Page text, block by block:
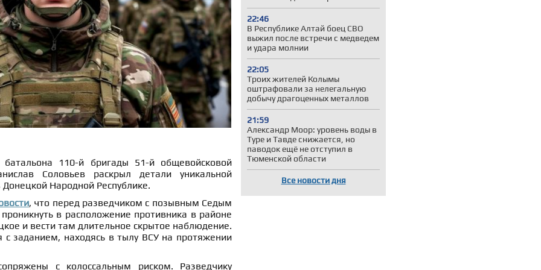
22:46
В Республике Алтай боец СВО
выжил после встречи с медведем
и удара молнии
22:05
Троих жителей Колымы
оштрафовали за нелегальную
добычу драгоценных металлов
21:59
Александр Моор: уровень воды в
Туре и Тавде снижается, но
паводок ещё не отступил в
Тюменской области
Все новости дня
батальона 110-й бригады 51-й общевойсковой
Соловьев раскрыл детали уникальной
Народной Республике.
, что перед разведчиком с позывным Седым
в расположение противника в районе
и вести там длительное скрытое наблюдение.
с заданием, находясь в тылу ВСУ на протяжении
с колоссальным риском. Разведчику